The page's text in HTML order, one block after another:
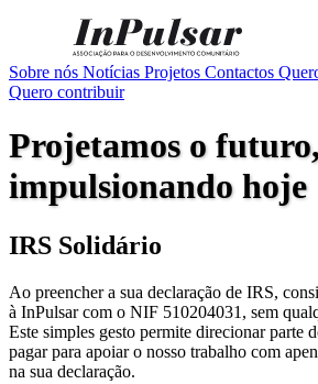
Sobre nós Notícias Projetos Contactos
Quero contribuir
Projetamos o
impulsionando hoje
IRS Solidário
Ao preencher a sua declaração de IRS,
à InPulsar com o NIF 510204031, sem
Este simples gesto permite direcionar parte
pagar para apoiar o nosso trabalho com
na sua declaração.